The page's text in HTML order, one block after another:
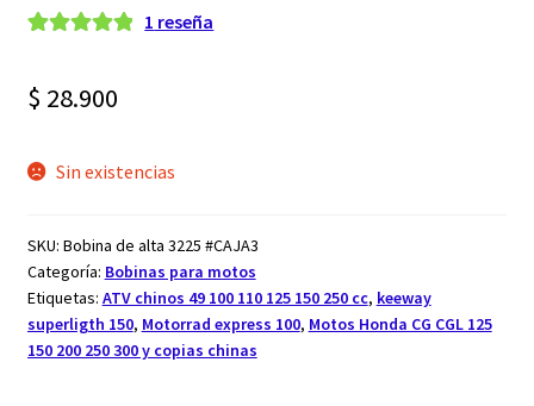
base a
un cliente
1 reseña
$ 28.900
Sin existencias
SKU: Bobina de alta 3225 #CAJA3
Categoría: Bobinas para motos
Etiquetas: ATV chinos 49 100 110 125 150 250 cc, keeway
superligth 150, Motorrad express 100, Motos Honda CG CGL 125
150 200 250 300 y copias chinas